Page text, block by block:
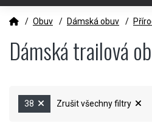
/ Obuv / Dámská obuv /
Dámská trailová
38 Zrušit všechny filtry